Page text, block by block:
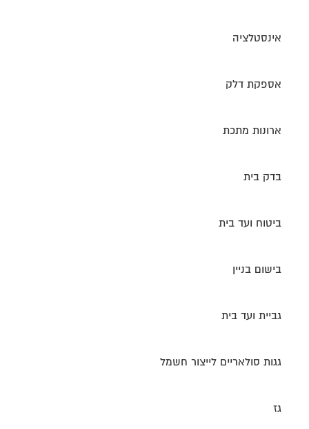
אינסטלציה
אספקת דלק
ארונות מתכת
בדק בית
ביטוח ועד בית
בישום בניין
גביית ועד בית
גגות סולאריים לייצור חשמל
גז